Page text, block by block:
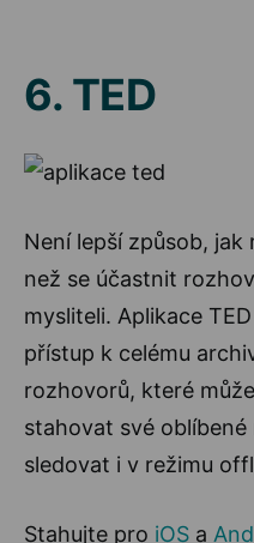
6. TED
Není lepší způsob,
než se účastnit
mysliteli. Aplikace
přístup k celému
rozhovorů, které
stahovat své
sledovat i v režimu
Stahujte pro iOS a